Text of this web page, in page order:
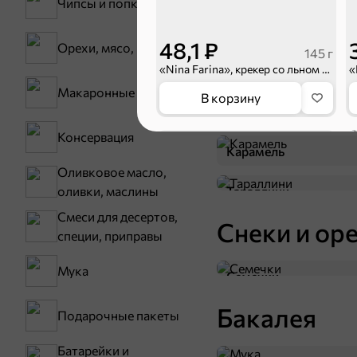
48,1 ₽ 145 г
«Nina Farina», крекер со льном и кунжутом, 145 г
В корзину
29,2 ₽ 90 г
Орехи, мясо, рыба
Макаронные изделия
Консервация
Оливковое масло,
оливки, маслины
Смеси для десертов,
специи, приправы
Мука
Подарочные пакеты
Батарейки и
Карамель
Тараллини
Снеки и
Семечки
Бакалея